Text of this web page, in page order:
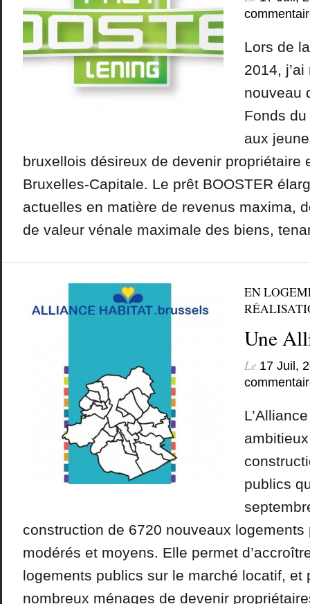
Lors de
2014,
nouveau
Fonds
aux
bruxellois désireux de devenir propriétaire
Bruxelles-Capitale. Le prêt BOOSTER
actuelles en matière de revenus maxima,
de valeur vénale maximale des biens,
EN
Une
Le 17 Juil,
publics
construction de 6720 nouveaux
modérés et moyens. Elle permet
logements publics sur le marché locatif, et
nombreux ménages de devenir